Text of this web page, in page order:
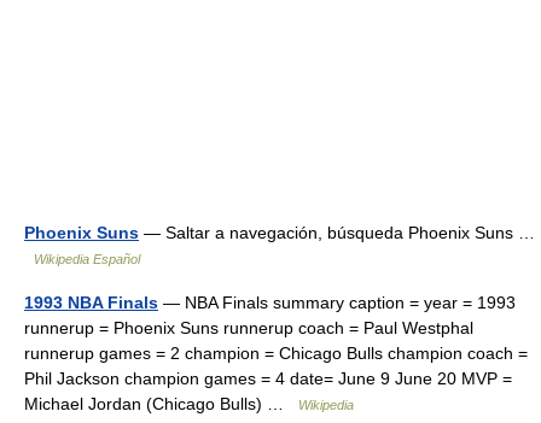
Phoenix Suns — Saltar a navegación, búsqueda Phoenix Suns …
Wikipedia Español
1993 NBA Finals — NBA Finals summary caption = year = 1993
runnerup = Phoenix Suns runnerup coach = Paul Westphal
runnerup games = 2 champion = Chicago Bulls champion coach =
Phil Jackson champion games = 4 date= June 9 June 20 MVP =
Michael Jordan (Chicago Bulls) …
Wikipedia